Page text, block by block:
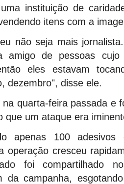
instituição de
itens com a
não seja mais
amigo de pessoas
eles estavam
dezembro", disse ele.
na quarta-feira passada e
que um ataque era
apenas 100
operação cresceu
foi compartilhado
da campanha,